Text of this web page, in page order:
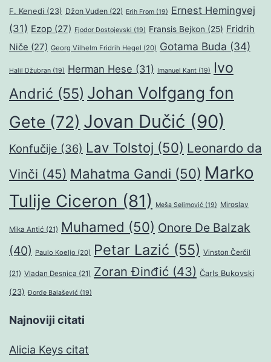
F. Kenedi (23) Džon Vuden (22) Erih From (19) Ernest Hemingvej
(31) Ezop (27) Fjodor Dostojevski (19) Fransis Bejkon (25) Fridrih
Niče (27) Georg Vilhelm Fridrih Hegel (20) Gotama Buda (34)
Halil Džubran (19) Herman Hese (31) Imanuel Kant (19)
Ivo
Andrić (55) Johan Volfgang fon
Gete (72) Jovan Dučić (90)
Konfučije (36) Lav Tolstoj (50) Leonardo da
Vinči (45) Mahatma Gandi (50) Marko
Tulije Ciceron (81) Meša Selimović (19) Miroslav
Mika Antić (21) Muhamed (50) Onore De Balzak
(40) Paulo Koeljo (20) Petar Lazić (55) Vinston Čerčil
(21) Vladan Desnica (21) Zoran Đinđić (43) Čarls Bukovski
(23) Đorđe Balašević (19)
Najnoviji citati
Alicia Keys citat